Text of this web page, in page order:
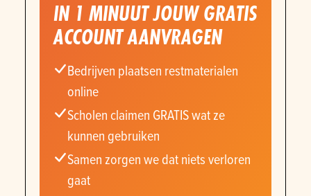
IN 1 MINUUT JOUW GRATIS
ACCOUNT AANVRAGEN
Bedrijven plaatsen restmaterialen
online
Scholen claimen GRATIS wat ze
kunnen gebruiken
Samen zorgen we dat niets verloren
gaat